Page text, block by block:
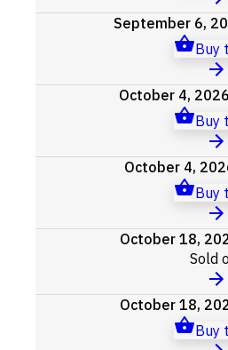
September 6,
Buy
October 4,
Buy
October 4,
Buy
October 18,
Sold
October 18,
Buy